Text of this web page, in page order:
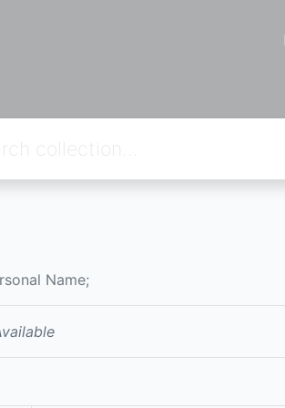
Name;